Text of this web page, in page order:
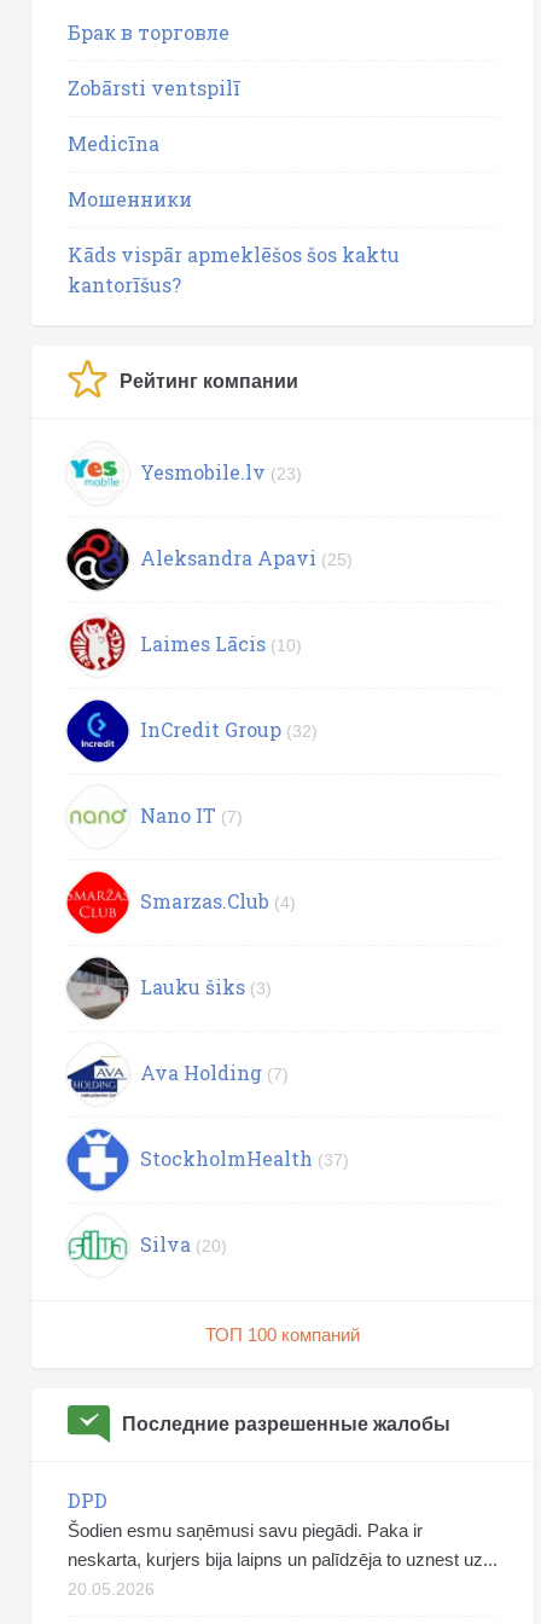
Брак в торговле
Zobārsti ventspilī
Medicīna
Мошенники
Kāds vispār apmeklēšos šos kaktu
kantorīšus?
Рейтинг компании
Yesmobile.lv (23)
Aleksandra Apavi (25)
Laimes Lācis (10)
InCredit Group (32)
Nano IT (7)
Smarzas.Club (4)
Lauku šiks (3)
Ava Holding (7)
StockholmHealth (37)
Silva (20)
ТОП 100 компаний
Последние разрешенные жалобы
DPD
Šodien esmu saņēmusi savu piegādi. Paka ir
neskarta, kurjers bija laipns un palīdzēja to uznest uz...
20.05.2026